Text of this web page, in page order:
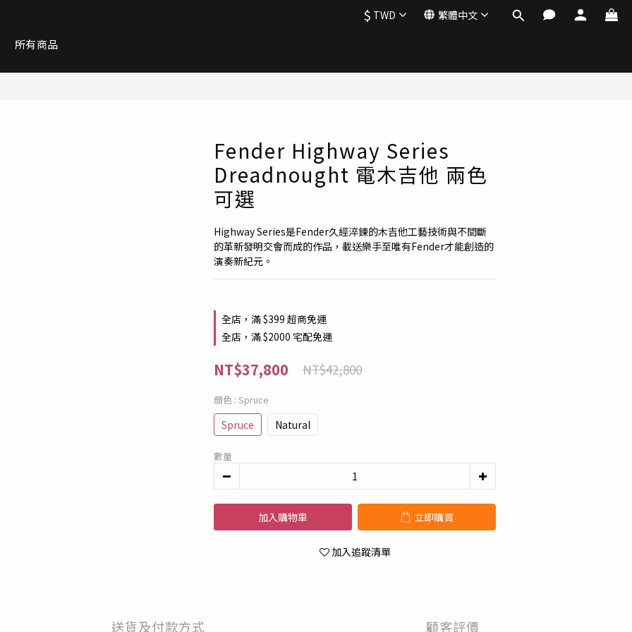
$ TWD 繁體中文
所有商品
Fender Highway Series
Dreadnought 電木吉他 兩色
可選
Highway Series是Fender久經淬鍊的木吉他工藝技術與不間斷
的革新發明交會而成的作品，載送樂手至唯有Fender才能創造的
演奏新紀元。
全店，滿 $399 超商免運
全店，滿 $2000 宅配免運
NT$37,800 NT$42,800
顏色 : Spruce
Spruce Natural
數量
加入購物車 立即購買
加入追蹤清單
送貨及付款方式 顧客評價